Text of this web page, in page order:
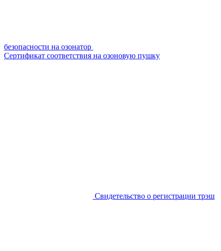
безопасности на озонатор
Сертификат соответствия на озоновую пушку
Свидетельство о регистрации трэш